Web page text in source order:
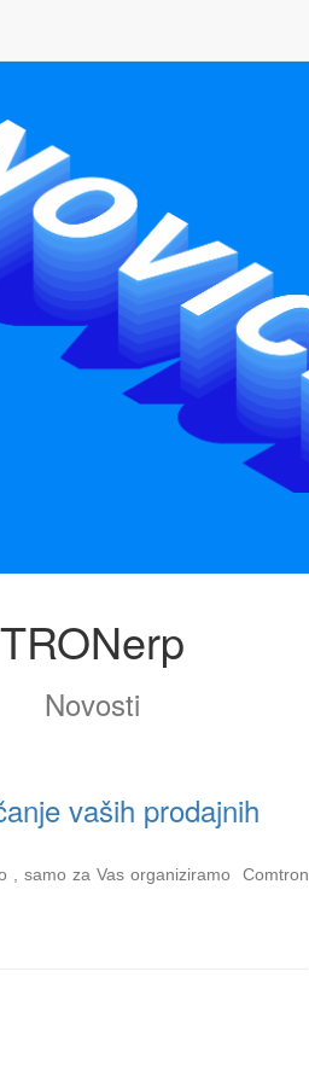
TRONerp
Novosti
vaših prodajnih
, samo za Vas organiziramo Comtron